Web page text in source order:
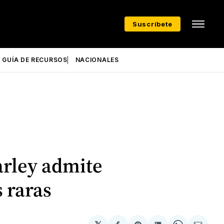
Suscríbete
GUÍA DE RECURSOS NACIONALES
admite
raras